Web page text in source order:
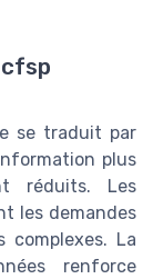
se traduit par
plus
réduits. Les
les demandes
La
renforce